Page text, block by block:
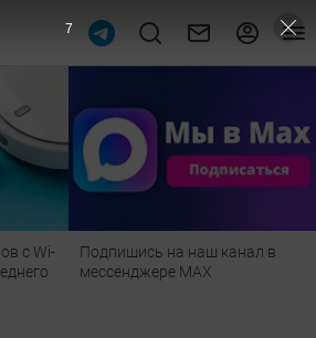
в
Рейтинг телевизоров 2026:
лучшие модели для гостиной,
6